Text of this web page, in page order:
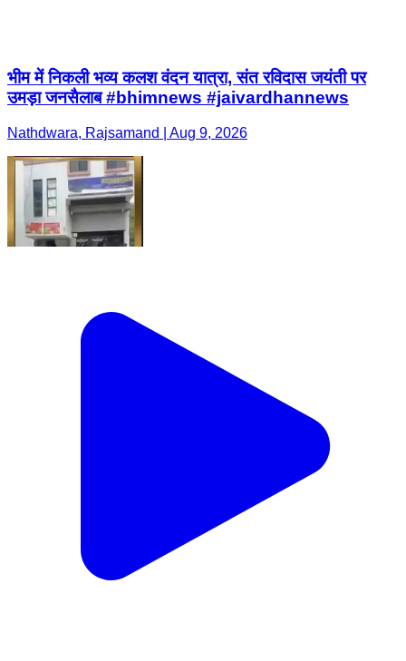
भीम में निकली भव्य कलश वंदन यात्रा, संत रविदास जयंती पर
उमड़ा जनसैलाब #bhimnews #jaivardhannews
Nathdwara, Rajsamand | Aug 9, 2026